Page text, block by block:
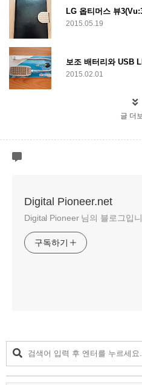
2015.05.19
보조 배터리와 USB
2015.02.01
글 더
Digital Pioneer.net
Digital Pioneer 님의 블로그입
구독하기